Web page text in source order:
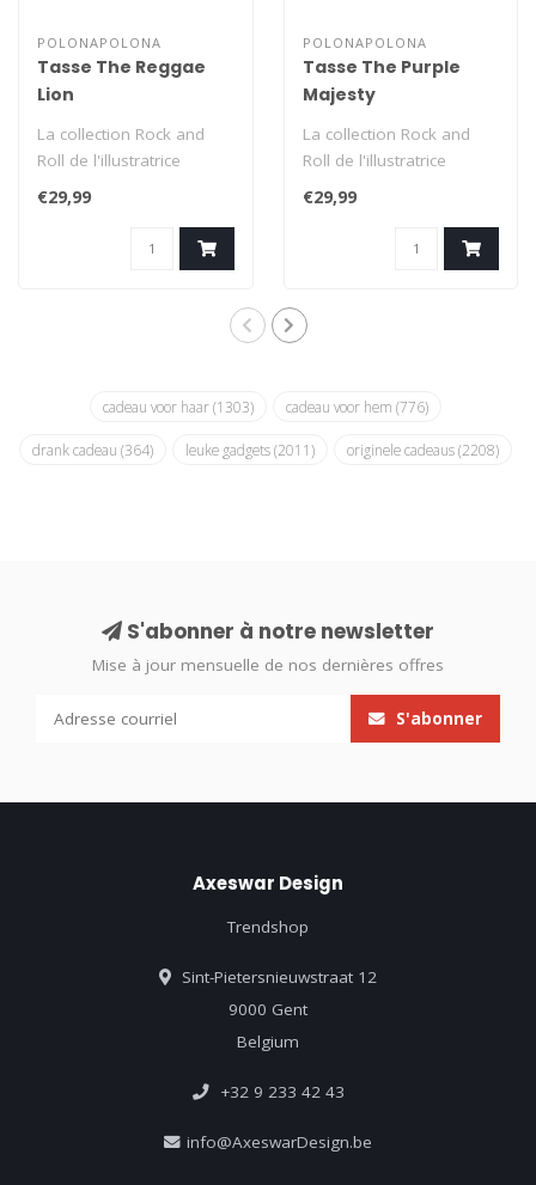
POLONAPOLONA
Tasse The Reggae
Lion
La collection Rock and
Roll de l'illustratrice
slovène Polona Pacnik
est une co..
€29,99
POLONAPOLONA
Tasse The Purple
Majesty
La collection Rock and
Roll de l'illustratrice
slovène Polona Pacnik
est une co..
€29,99
cadeau voor haar(1303) cadeau voor hem (776)
drank cadeau (364) leuke gadgets(2011) originele cadeaus(2208)
S'abonner à notre newsletter
Mise à jour mensuelle de nos dernières offres
S'abonner
Axeswar Design
Trendshop
Sint-Pietersnieuwstraat 12
9000 Gent
Belgium
+32 9 233 42 43
info@AxeswarDesign.be